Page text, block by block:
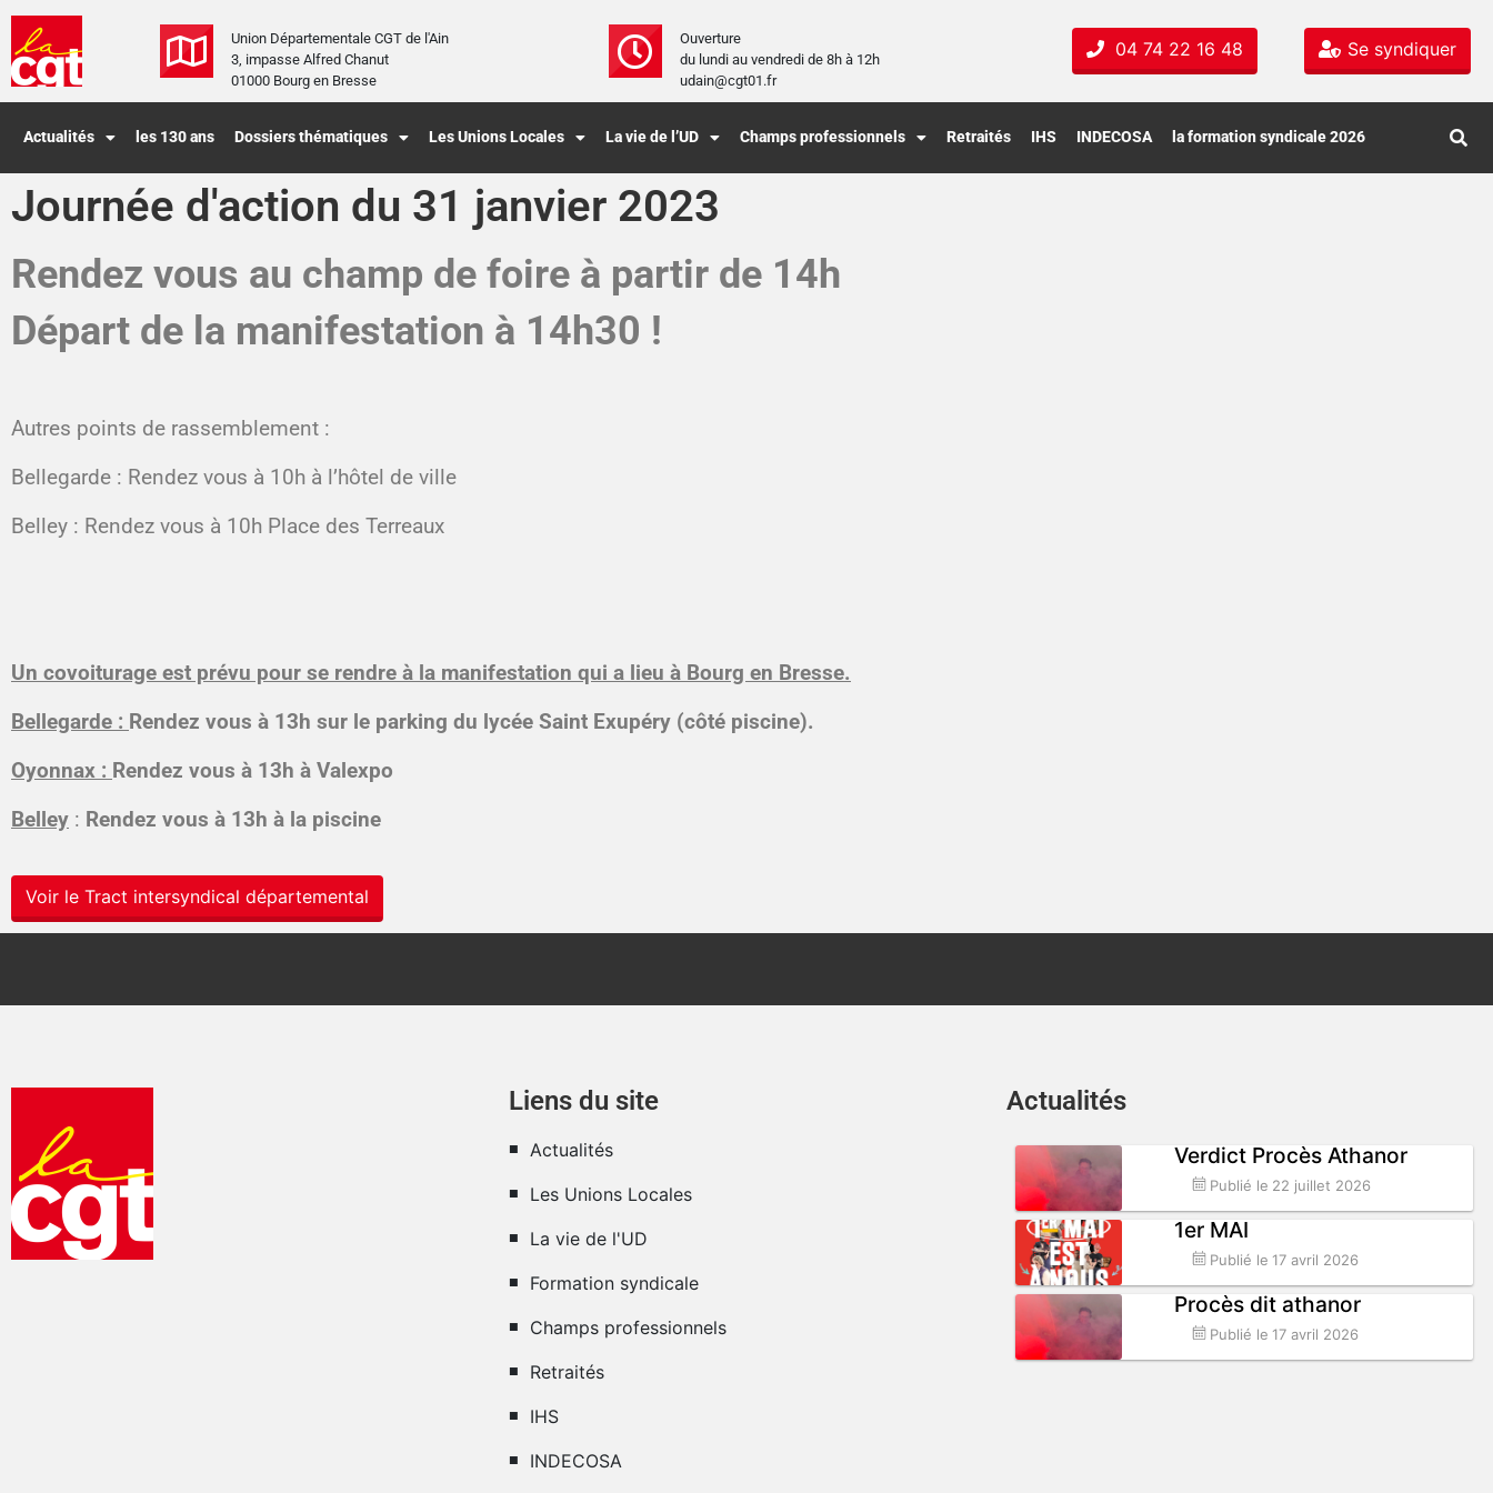
Union Départementale CGT de l'Ain
3, impasse Alfred Chanut
01000 Bourg en Bresse
Ouverture
du lundi au vendredi de 8h à 12h
udain@cgt01.fr
04 74 22 16 48 Se syndiquer
Actualités les 130 ans Dossiers thématiques Les Unions Locales La vie de l’UD Champs professionnels Retraités IHS INDECOSA la formation syndicale 2026
Journée d'action du 31 janvier 2023
Rendez vous au champ de foire à partir de 14h
Départ de la manifestation à 14h30 !
Autres points de rassemblement :
Bellegarde : Rendez vous à 10h à l’hôtel de ville
Belley : Rendez vous à 10h Place des Terreaux
Un covoiturage est prévu pour se rendre à la manifestation qui a lieu à Bourg en Bresse.
Bellegarde : Rendez vous à 13h sur le parking du lycée Saint Exupéry (côté piscine).
Oyonnax : Rendez vous à 13h à Valexpo
Belley : Rendez vous à 13h à la piscine
Voir le Tract intersyndical départemental
Liens du site
Actualités
Les Unions Locales
La vie de l'UD
Formation syndicale
Champs professionnels
Retraités
IHS
INDECOSA
Actualités
Verdict Procès Athanor
Publié le 22 juillet 2026
1er MAI
Publié le 17 avril 2026
Procès dit athanor
Publié le 17 avril 2026